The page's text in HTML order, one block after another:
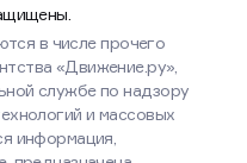
в числе прочего
«Движение.ру»,
службе по надзору
и массовых
информация,